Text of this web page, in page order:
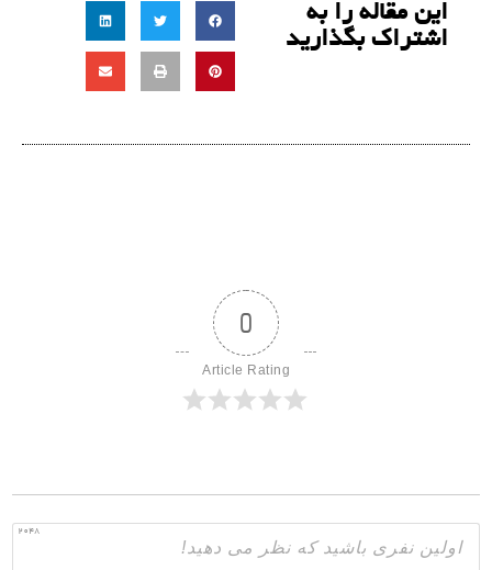
این مقاله را به
اشتراک بگذارید
0
Article Rating
2048